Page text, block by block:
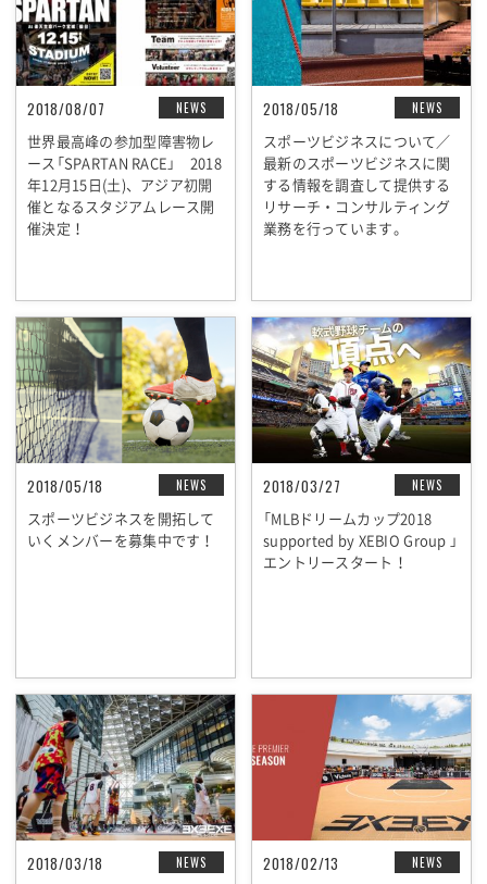
NEWS
2018/08/07
世界最高峰の参加型障害物レ
ース「SPARTAN RACE」 2018
年12月15日(土)、アジア初開
催となるスタジアムレース開
催決定！
NEWS
2018/05/18
スポーツビジネスについて／
最新のスポーツビジネスに関
する情報を調査して提供する
リサーチ・コンサルティング
業務を行っています。
NEWS
2018/05/18
スポーツビジネスを開拓して
いくメンバーを募集中です！
NEWS
2018/03/27
「MLBドリームカップ2018
supported by XEBIO Group 」
エントリースタート！
NEWS
2018/03/18 NEWS
2018/02/13